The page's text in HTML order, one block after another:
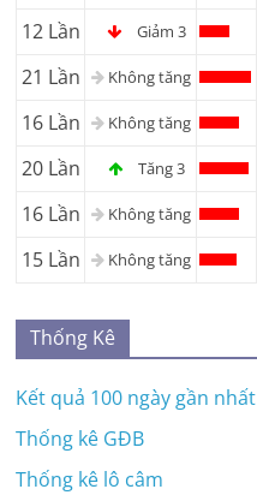
12 Lần
Giảm 3
21 Lần
Không tăng
16 Lần
Không tăng
20 Lần
Tăng 3
16 Lần
Không tăng
15 Lần
Không tăng
Thống Kê
Kết quả 100 ngày gần nhất
Thống kê GĐB
Thống kê lô câm